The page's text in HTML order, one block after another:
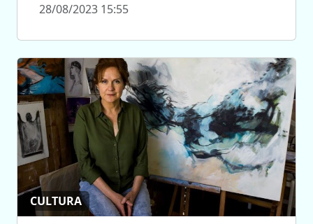
28/08/2023 15:55
CULTURA